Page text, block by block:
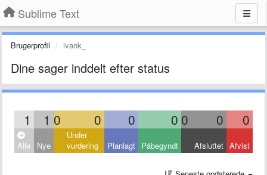
Sublime Text
Brugerprofil ivank_
Dine sager inddelt efter status
1 1 0 0 0 0 0 0 0
Alle Nye
Under
vurdering
Planlagt Påbegyndt Afsluttet Afvist